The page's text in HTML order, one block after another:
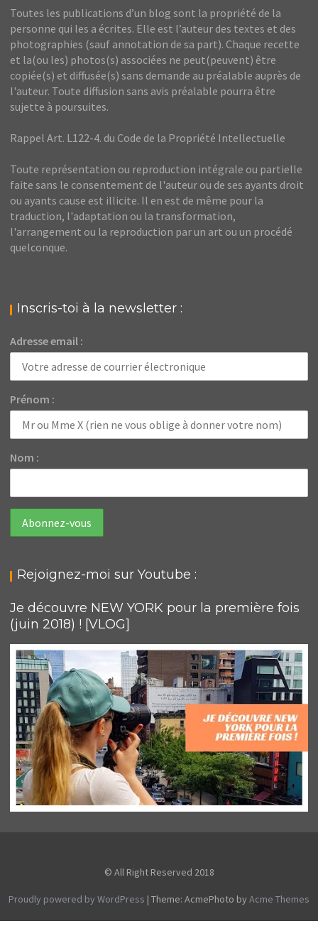
Toutes les publications d’un blog sont la propriété de la
personne qui les a écrites. Elle est l’auteur des textes et des
photographies (sauf annotation de sa part). Chaque recette
et la(ou les) photos(s) associées ne peut(peuvent) être
copiée(s) et diffusée(s) sans demande au préalable auprès de
l'auteur. Toute diffusion sans avis préalable pourra être
sujette à poursuites.
Rappel Art. L122-4. du Code de la Propriété Intellectuelle
Toute représentation ou reproduction intégrale ou partielle
faite sans le consentement de l'auteur ou de ses ayants droit
ou ayants cause est illicite. Il en est de même pour la
traduction, l'adaptation ou la transformation,
l'arrangement ou la reproduction par un art ou un procédé
quelconque.
Inscris-toi à la newsletter :
Adresse email :
Prénom :
Nom :
Rejoignez-moi sur Youtube :
Je découvre NEW YORK pour la première fois
(juin 2018) ! [VLOG]
© All Right Reserved 2018
Proudly powered by WordPress | Theme: AcmePhoto by Acme Themes